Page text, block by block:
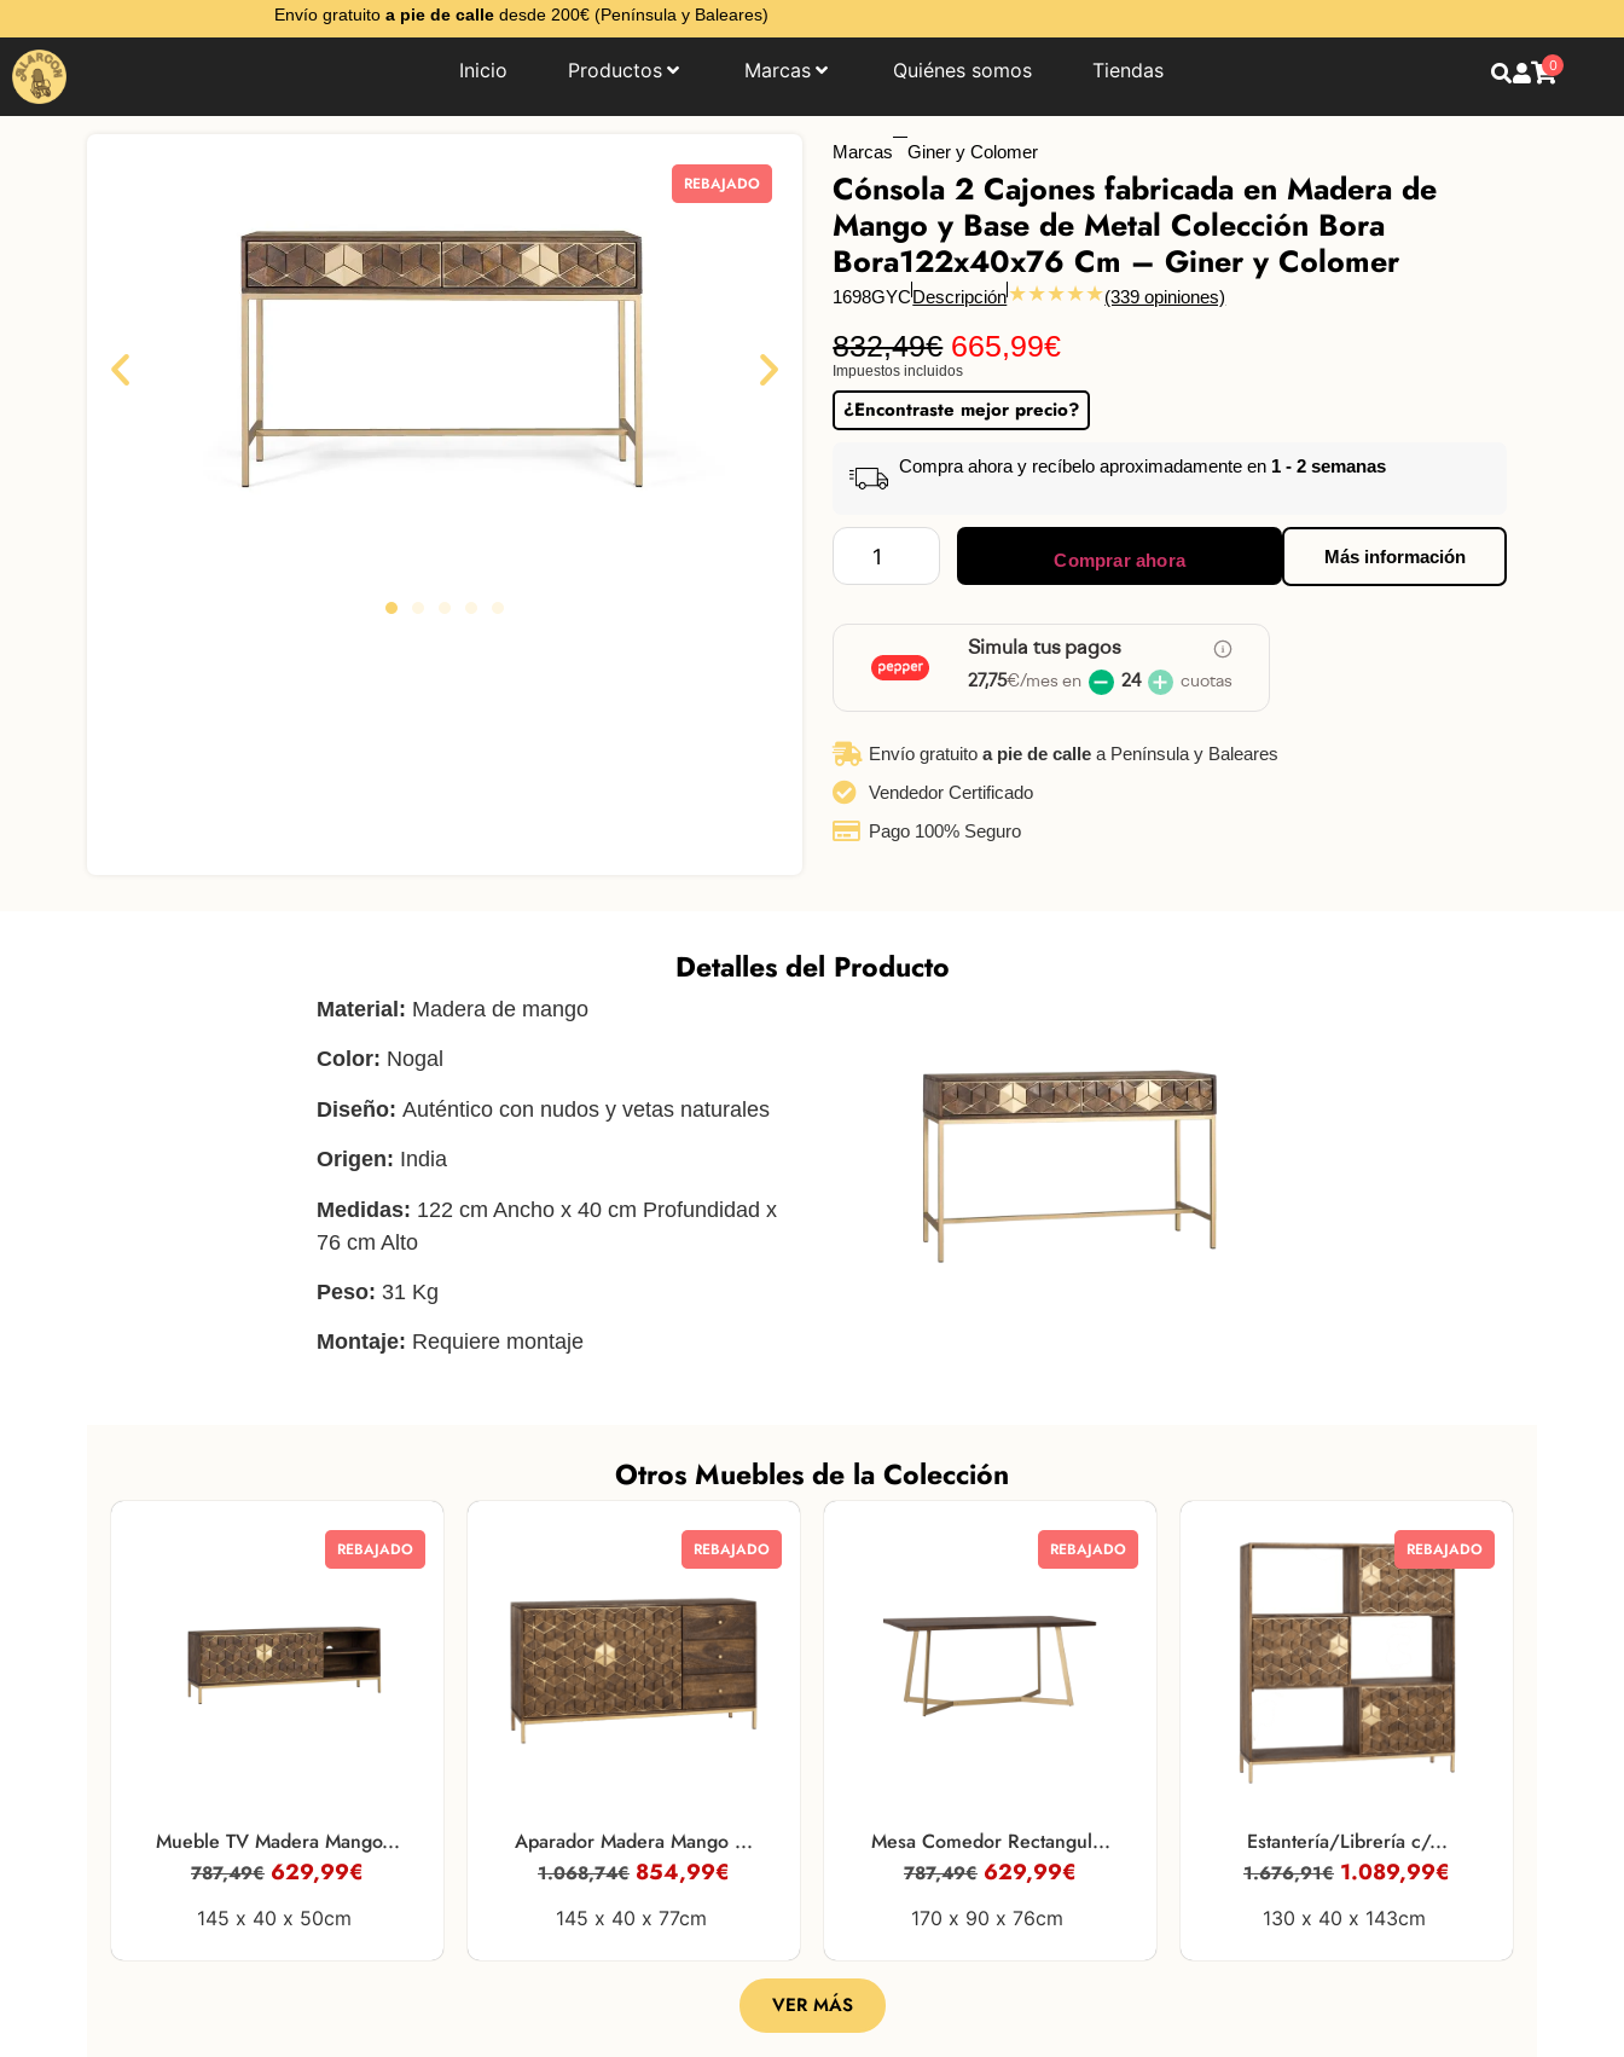
Envío gratuitoa pie de calle desde 200€ (Península y Baleares)
Inicio Productos Marcas Quiénes somos Tiendas 0
REBAJADO
Marcas Giner y Colomer
Cónsola 2 Cajones fabricada en Madera de
Mango y Base de Metal Colección Bora
Bora122x40x76 Cm – Giner y Colomer
1698GYCDescripción★★★★★(339 opiniones)
832,49€ 665,99€
Impuestos incluidos
¿Encontraste mejor precio?
Compra ahora y recíbelo aproximadamente en 1 - 2 semanas
Comprar ahora
Simula tus pagos
27,75€/mes en 24 cuotas
Más información
Envío gratuitoa pie de calle a Península y Baleares
Vendedor Certificado
Pago 100% Seguro
Detalles del Producto
Material: Madera de mango
Color: Nogal
Diseño: Auténtico con nudos y vetas naturales
Origen: India
Medidas: 122 cm Ancho x 40 cm Profundidad x
76 cm Alto
Peso: 31 Kg
Montaje: Requiere montaje
Otros Muebles de la Colección
REBAJADO
Mueble TV Madera Mango...
787,49€ 629,99€
145 x 40 x 50cm
REBAJADO
Aparador Madera Mango ...
1.068,74€ 854,99€
145 x 40 x 77cm
REBAJADO
Mesa Comedor Rectangul...
787,49€ 629,99€
170 x 90 x 76cm
REBAJADO
Estantería/Librería c/...
1.676,91€ 1.089,99€
130 x 40 x 143cm
VER MÁS